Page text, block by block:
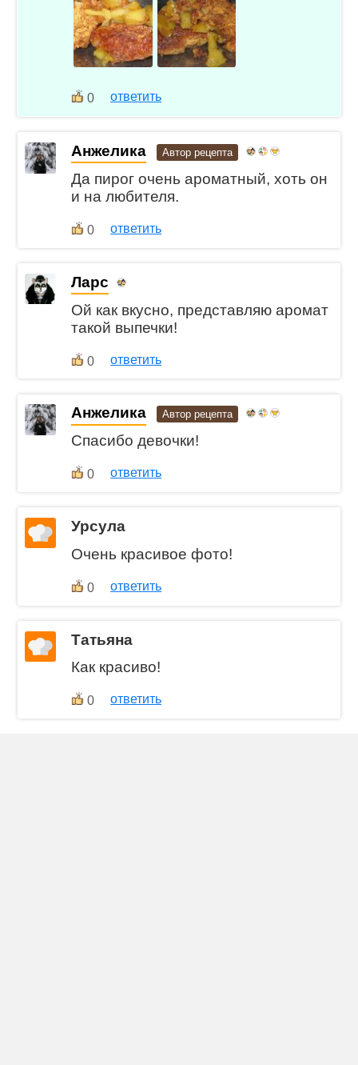
0 ответить
Анжелика Автор рецепта
Да пирог очень ароматный, хоть он
и на любителя.
0 ответить
Ларс
Ой как вкусно, представляю аромат
такой выпечки!
0 ответить
Анжелика Автор рецепта
Спасибо девочки!
0 ответить
Урсула
Очень красивое фото!
0 ответить
Татьяна
Как красиво!
0 ответить